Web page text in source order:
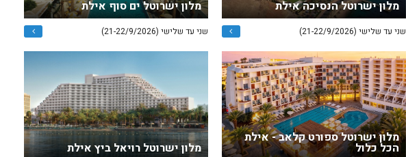
מלון ישרוטל הנסיכה אילת
שני עד שלישי (21-22/9/2026)
מלון ישרוטל ים סוף אילת
שני עד שלישי (21-22/9/2026)
מלון ישרוטל ספורט קלאב - אילת
הכל כלול מלון ישרוטל רויאל ביץ אילת